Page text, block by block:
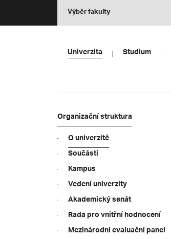
Výběr fakulty
Univerzita Studium
Organizační struktura
O univerzitě
Součásti
Kampus
Vedení univerzity
Akademický senát
Rada pro vnitřní hodnocení
Mezinárodní evaluační panel